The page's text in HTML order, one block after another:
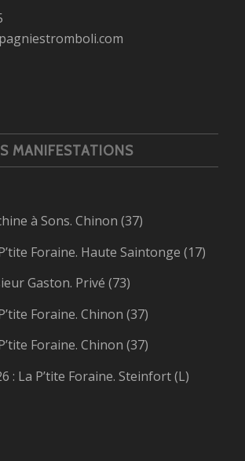
MANIFESTATIONS
à Sons. Chinon (37)
Foraine. Haute Saintonge (17)
Gaston. Privé (73)
Foraine. Chinon (37)
Foraine. Chinon (37)
: La P’tite Foraine. Steinfort (L)